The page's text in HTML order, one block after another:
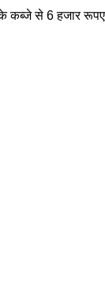
कब्जे से 6 हजार